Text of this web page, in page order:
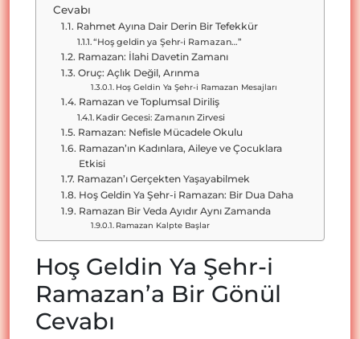
Cevabı
Rahmet Ayına Dair Derin Bir Tefekkür
“Hoş geldin ya Şehr-i Ramazan…”
Ramazan: İlahi Davetin Zamanı
Oruç: Açlık Değil, Arınma
Hoş Geldin Ya Şehr-i Ramazan Mesajları
Ramazan ve Toplumsal Diriliş
Kadir Gecesi: Zamanın Zirvesi
Ramazan: Nefisle Mücadele Okulu
Ramazan’ın Kadınlara, Aileye ve Çocuklara
Etkisi
Ramazan’ı Gerçekten Yaşayabilmek
Hoş Geldin Ya Şehr-i Ramazan: Bir Dua Daha
Ramazan Bir Veda Ayıdır Aynı Zamanda
Ramazan Kalpte Başlar
Hoş Geldin Ya Şehr-i
Ramazan’a Bir Gönül
Cevabı